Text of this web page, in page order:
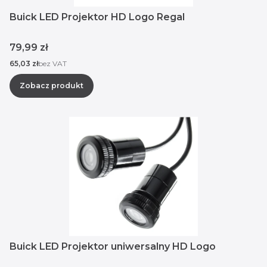
Buick LED Projektor HD Logo Regal
Cena
79,99 zł
Cena
65,03 złbez VAT
Zobacz produkt
Buick LED Projektor uniwersalny HD Logo